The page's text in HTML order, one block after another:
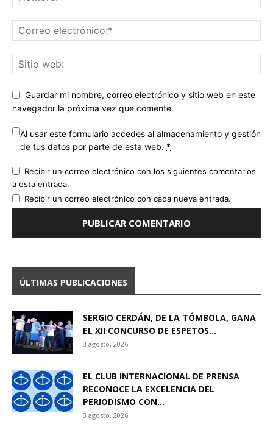
Guardar mi nombre, correo electrónico y sitio web en este
navegador la próxima vez que comente.
Al usar este formulario accedes al almacenamiento y gestión
de tus datos por parte de esta web. *
Recibir un correo electrónico con los siguientes comentarios
a esta entrada.
Recibir un correo electrónico con cada nueva entrada.
ÚLTIMAS PUBLICACIONES
SERGIO CERDÁN, DE LA TÓMBOLA, GANA
EL XII CONCURSO DE ESPETOS...
3 agosto, 2026
EL CLUB INTERNACIONAL DE PRENSA
RECONOCE LA EXCELENCIA DEL
PERIODISMO CON...
3 agosto, 2026